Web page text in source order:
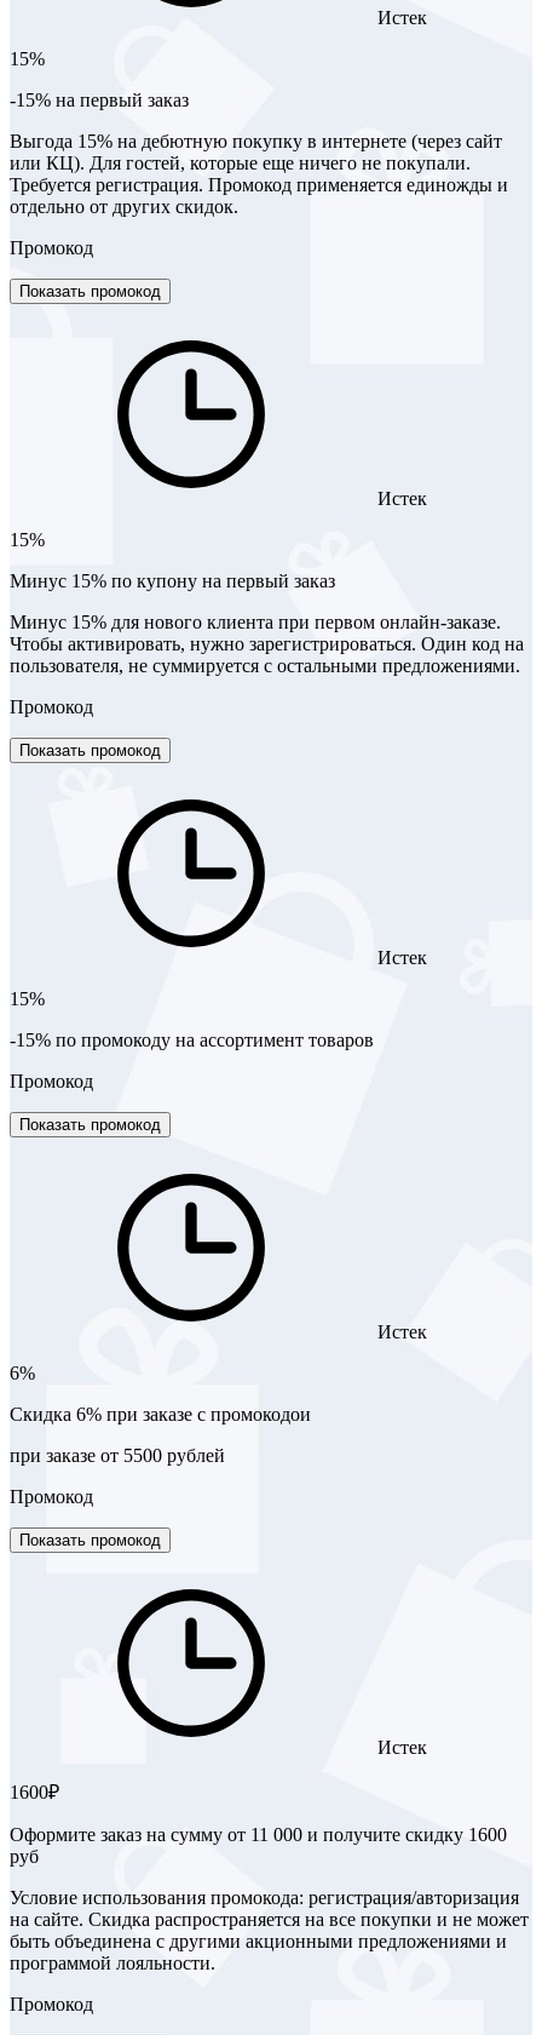
Истек
15%
-15% на первый заказ
Выгода 15% на дебютную покупку в интернете (через сайт
или КЦ). Для гостей, которые еще ничего не покупали.
Требуется регистрация. Промокод применяется единожды и
отдельно от других скидок.
Промокод
Показать промокод
Истек
15%
Минус 15% по купону на первый заказ
Минус 15% для нового клиента при первом онлайн-заказе.
Чтобы активировать, нужно зарегистрироваться. Один код на
пользователя, не суммируется с остальными предложениями.
Промокод
Показать промокод
Истек
15%
-15% по промокоду на ассортимент товаров
Промокод
Показать промокод
Истек
6%
Скидка 6% при заказе с промокодои
при заказе от 5500 рублей
Промокод
Показать промокод
Истек
1600₽
Оформите заказ на сумму от 11 000 и получите скидку 1600
руб
Условие использования промокода: регистрация/авторизация
на сайте. Скидка распространяется на все покупки и не может
быть объединена с другими акционными предложениями и
программой лояльности.
Промокод